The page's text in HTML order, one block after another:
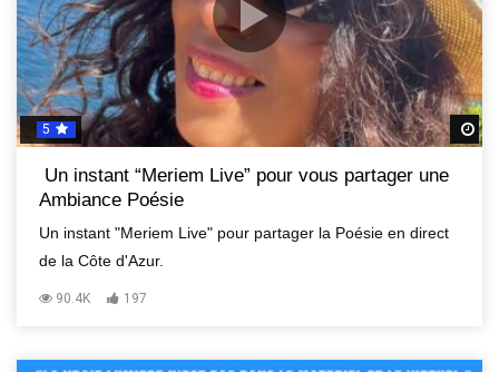
5
Un instant “Meriem Live” pour vous partager une
Ambiance Poésie
Un instant "Meriem Live" pour partager la Poésie en direct
de la Côte d'Azur.
90.4K 197